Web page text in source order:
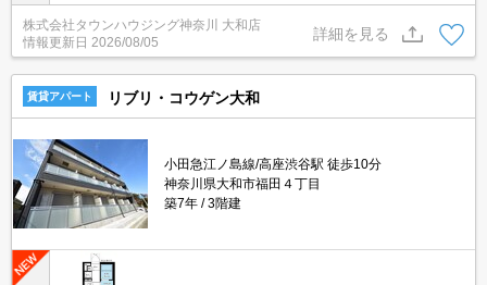
株式会社タウンハウジング神奈川 大和店
情報更新日 2026/08/05
詳細を見る
賃貸アパート リブリ・コウゲン大和
小田急江ノ島線/高座渋谷駅 徒歩10分
神奈川県大和市福田４丁目
築7年
3階建